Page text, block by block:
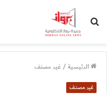
الرئيسية/غير مصنف
غير مصنف